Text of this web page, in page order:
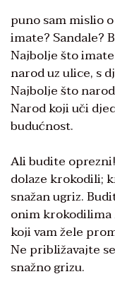
puno sam mislio
imate? Sandale?
Najbolje što
narod uz ulice, s
Najbolje što
Narod koji uči
budućnost.
Ali budite
dolaze krokodili;
snažan ugriz.
onim
koji vam žele
Ne približavajte
snažno grizu.